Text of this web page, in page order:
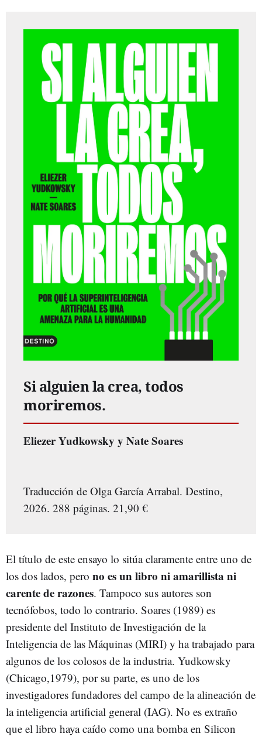
Si alguien la crea, todos
moriremos.
Eliezer Yudkowsky y Nate Soares
Traducción de Olga García Arrabal. Destino,
2026. 288 páginas. 21,90 €
El título de este ensayo lo sitúa claramente entre uno de
los dos lados, pero no es un libro ni amarillista ni
carente de razones. Tampoco sus autores son
tecnófobos, todo lo contrario. Soares (1989) es
presidente del Instituto de Investigación de la
Inteligencia de las Máquinas (MIRI) y ha trabajado para
algunos de los colosos de la industria. Yudkowsky
(Chicago,1979), por su parte, es uno de los
investigadores fundadores del campo de la alineación de
la inteligencia artificial general (IAG). No es extraño
que el libro haya caído como una bomba en Silicon